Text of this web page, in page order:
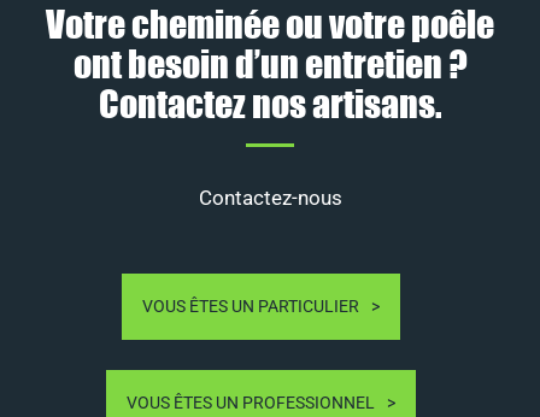
Votre cheminée ou votre poêle
ont besoin d’un entretien ?
Contactez nos artisans.
Contactez-nous
VOUS ÊTES UN PARTICULIER
VOUS ÊTES UN PROFESSIONNEL